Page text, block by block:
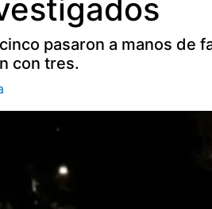
pasaron a manos de
con tres.